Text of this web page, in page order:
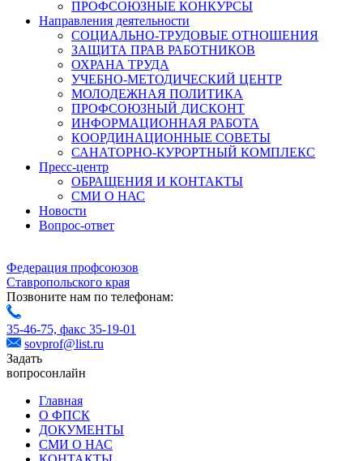
ПРОФСОЮЗНЫЕ КОНКУРСЫ
Направления деятельности
СОЦИАЛЬНО-ТРУДОВЫЕ ОТНОШЕНИЯ
ЗАЩИТА ПРАВ РАБОТНИКОВ
ОХРАНА ТРУДА
УЧЕБНО-МЕТОДИЧЕСКИЙ ЦЕНТР
МОЛОДЕЖНАЯ ПОЛИТИКА
ПРОФСОЮЗНЫЙ ДИСКОНТ
ИНФОРМАЦИОННАЯ РАБОТА
КООРДИНАЦИОННЫЕ СОВЕТЫ
САНАТОРНО-КУРОРТНЫЙ КОМПЛЕКС
Пресс-центр
ОБРАЩЕНИЯ И КОНТАКТЫ
СМИ О НАС
Новости
Вопрос-ответ
Федерация профсоюзов
Ставропольского края
Позвоните нам по телефонам:
35-46-75, факс 35-19-01
sovprof@list.ru
Задать
вопросонлайн
Главная
О ФПСК
ДОКУМЕНТЫ
СМИ О НАС